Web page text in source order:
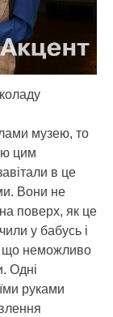
музею, то
цим
в це
Вони не
поверх, як це
у бабусь і
що неможливо
Одні
руками